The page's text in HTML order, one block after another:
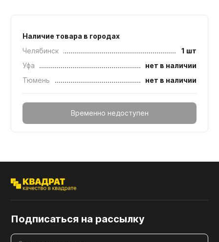
Наличие товара в городах
Челябинск
1 шт
Уфа
нет в наличии
Тюмень
нет в наличии
Временно недоступен
Подписаться на рассылку